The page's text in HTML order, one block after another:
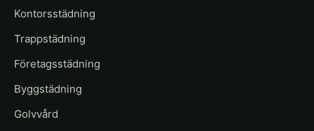
Kontorsstädning
Trappstädning
Företagsstädning
Byggstädning
Golvvård